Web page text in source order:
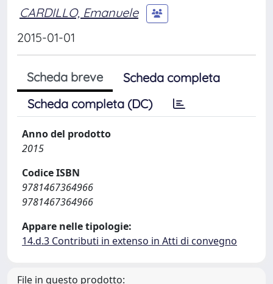
CARDILLO, Emanuele
2015-01-01
Scheda breve
Scheda completa
Scheda completa (DC)
Anno del prodotto
2015
Codice ISBN
9781467364966
9781467364966
Appare nelle tipologie:
14.d.3 Contributi in extenso in Atti di convegno
File in questo prodotto: